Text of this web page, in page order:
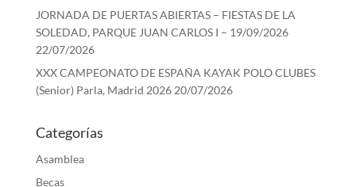
JORNADA DE PUERTAS ABIERTAS – FIESTAS DE LA
SOLEDAD, PARQUE JUAN CARLOS I – 19/09/2026
22/07/2026
XXX CAMPEONATO DE ESPAÑA KAYAK POLO CLUBES
(Senior) Parla, Madrid 202620/07/2026
Categorías
Asamblea
Becas